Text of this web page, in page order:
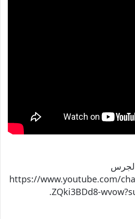
https://www.youtube.com/
ZQki3BDd8-